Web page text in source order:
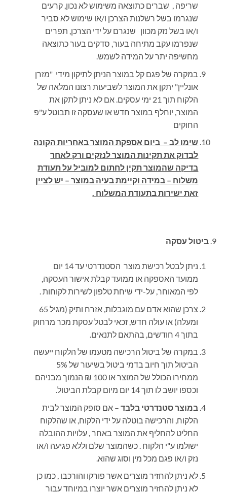
שריפה , שברים כתוצאה משימוש לא נכון, קרעים
שנגרמו בשל רשלנות הצרכן ו/או שימוש לא סביר
ו/או בשל נזק מכוון שנגרם על ידי הצרכן, תפרים
שנפרמו עקב מתיחה בעור, סדקים בעור כתוצאה
מחשיפה יתר על המידה לשמש.
במקרה של פגם קל במוצר הניתן לתיקון מידי "מזרן
אונליין" יתקן את המוצר לשביעות רצונו המלאה של
הלקוח תוך 21 ימי עסקים. אם לא ניתן לתקן את
המוצר, יוחלף במוצר חדש או שעסקה זו תבוטל ע"פ
החוקים
שימו לב – ביום אספקת המוצר באחריות הקונה
לבדוק את תקינות המוצר לנזקים ורק לאחר
בדיקה שהמוצר תקין לחתום למוביל על תעודת
משלוח – במידה וקיימת בעיה במוצר – יש לציין
זאת ישירות בתעודת המשלוח .
ביטול עסקה
ניתן לבטל רכישת מוצר הסטנדרטי עד 14 יום
ממועד האספקה או ממועד קבלת אישור העסקה,
לפי המאוחר, על-ידי שיחת טלפון לשירות לקוחות .
צרכן שהוא אדם עם מוגבלות, אזרח ותיק (מגיל 65
ומעלה) או עולה חדש, זכאי לבטל עסקת מכר מרחוק
בתוך 4 חודשים, בהתאם לתנאים.
במקרה של ביטול הרכישה מטעמו של הלקוח ייעשה
הביטול תוך חיוב בדמי ביטול בשיעור של 5%
ממחירו הכולל של המוצר או 100 ₪ הנמוך מבניהם
וכספו יושב לו תוך 14 יום מיום קבלת הביטול.
במוצר סטנדרטי בלבד– אם סופק המוצר לבית
הלקוח, והרכישה בוטלה על ידי הלקוח, או שהלקוח
החליט להחליף את המוצר באחר , עלויות ההובלה
ישולמו ע"י הלקוח . כשהמוצר שלם וללא פגיעה ו/או
נזק ו/או פגם מכל מין וסוג שהוא.
לא ניתן להחזיר מוצרים אשר פורקו והורכבו , כמו כן
לא ניתן להחזיר מוצרים אשר יוצרו במיוחד עבור